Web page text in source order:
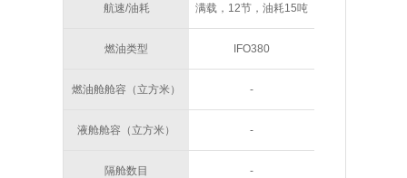
LK , 4桨叶
航速/油耗 满载，12节，油耗15吨
压载，13节，油耗13吨
燃油类型 IFO380
燃油舱舱容（立方米） -
液舱舱容（立方米） -
隔舱数目 -